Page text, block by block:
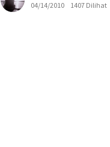
04/14/2010
1407 Dilihat